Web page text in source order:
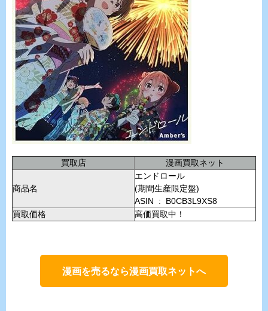
買取店 漫画買取ネット
商品名
エンドロール
(期間生産限定盤)
ASIN ‏ : ‎ B0CB3L9XS8
買取価格
高価買取中！
漫画を売るなら漫画買取ネットへ